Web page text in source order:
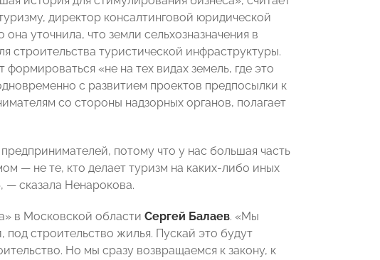
директор консалтинговой юридической
она уточнила, что земли сельхозназначения в
строительства туристической инфраструктуры.
формироваться «не на тех видах земель, где это
с развитием проектов предпосылки к
со стороны надзорных органов, полагает
потому что у нас большая часть
— не те, кто делает туризм на каких-либо иных
, — сказала Ненарокова.
» в Московской области Сергей Балаев. «Мы
строительство жилья. Пускай это будут
Но мы сразу возвращаемся к закону, к